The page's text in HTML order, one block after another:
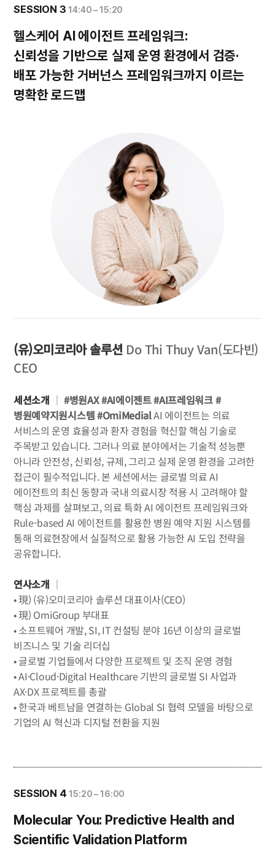
SESSION 314:40 – 15:20
헬스케어 AI 에이전트 프레임워크:
신뢰성을 기반으로 실제 운영 환경에서 검증·
배포 가능한 거버넌스 프레임워크까지 이르는
명확한 로드맵
(유)오미코리아 솔루션 Do Thi Thuy Van(도다빈)
CEO
세션소개 ｜ #병원AX #AI에이젠트 #AI프레임워크 #
병원예약지원시스템 #OmiMedialAI 에이전트는 의료
서비스의 운영 효율성과 환자 경험을 혁신할 핵심 기술로
주목받고 있습니다. 그러나 의료 분야에서는 기술적 성능뿐
아니라 안전성, 신뢰성, 규제, 그리고 실제 운영 환경을 고려한
접근이 필수적입니다.본 세션에서는 글로벌 의료 AI
에이전트의 최신 동향과 국내 의료시장 적용 시 고려해야 할
핵심 과제를 살펴보고, 의료 특화 AI 에이전트 프레임워크와
Rule-based AI 에이전트를 활용한 병원 예약 지원 시스템를
통해 의료현장에서 실질적으로 활용 가능한 AI 도입 전략을
공유합니다.
연사소개 ｜
• 現) (유)오미코리아 솔루션 대표이사(CEO)
• 現) OmiGroup 부대표
• 소프트웨어 개발, SI, IT 컨설팅 분야 16년 이상의 글로벌
비즈니스 및 기술 리더십
• 글로벌 기업들에서 다양한 프로젝트 및 조직 운영 경험
• AI·Cloud·Digital Healthcare 기반의 글로벌 SI 사업과
AX·DX 프로젝트를 총괄
• 한국과 베트남을 연결하는 Global SI 협력 모델을 바탕으로
기업의 AI 혁신과 디지털 전환을 지원
SESSION 415:20 – 16:00
Molecular You: Predictive Health and
Scientific Validation Platform